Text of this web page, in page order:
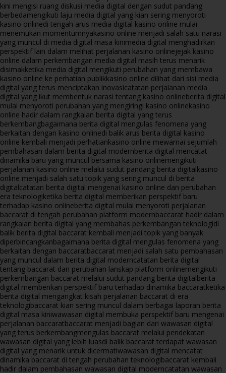
kini mengisi ruang diskusi media digital dengan sudut pandang
berbedamengikuti laju media digital yang kian sering menyoroti
kasino onlinedi tengah arus media digital kasino online mulai
menemukan momentumnyakasino online menjadi salah satu narasi
yang muncul di media digital masa kinimedia digital menghadirkan
perspektif lain dalam melihat perjalanan kasino onlinejejak kasino
online dalam perkembangan media digital masih terus menarik
disimakketika media digital mengikuti perubahan yang membawa
kasino online ke perhatian publikkasino online dilihat dari sisi media
digital yang terus menciptakan inovasicatatan perjalanan media
digital yang ikut membentuk narasi tentang kasino onlineberita digital
mulai menyoroti perubahan yang mengiringi kasino onlinekasino
online hadir dalam rangkaian berita digital yang terus
berkembangbagaimana berita digital mengulas fenomena yang
berkaitan dengan kasino onlinedi balik arus berita digital kasino
online kembali menjadi perhatiankasino online mewarnai sejumlah
pembahasan dalam berita digital modernberita digital mencatat
dinamika baru yang muncul bersama kasino onlinemengikuti
perjalanan kasino online melalui sudut pandang berita digitalkasino
online menjadi salah satu topik yang sering muncul di berita
digitalcatatan berita digital mengenai kasino online dan perubahan
era teknologiketika berita digital memberikan perspektif baru
terhadap kasino onlineberita digital mulai menyoroti perjalanan
baccarat di tengah perubahan platform modernbaccarat hadir dalam
rangkaian berita digital yang membahas perkembangan teknologidi
balik berita digital baccarat kembali menjadi topik yang banyak
diperbincangkanbagaimana berita digital mengulas fenomena yang
berkaitan dengan baccaratbaccarat menjadi salah satu pembahasan
yang muncul dalam berita digital moderncatatan berita digital
tentang baccarat dan perubahan lanskap platform onlinemengikuti
perkembangan baccarat melalui sudut pandang berita digitalberita
digital memberikan perspektif baru terhadap dinamika baccaratketika
berita digital mengangkat kisah perjalanan baccarat di era
teknologibaccarat kian sering muncul dalam berbagai laporan berita
digital masa kiniwawasan digital membuka perspektif baru mengenai
perjalanan baccaratbaccarat menjadi bagian dari wawasan digital
yang terus berkembangmengulas baccarat melalui pendekatan
wawasan digital yang lebih luasdi balik baccarat terdapat wawasan
digital yang menarik untuk dicermatiwawasan digital mencatat
dinamika baccarat di tengah perubahan teknologibaccarat kembali
hadir dalam pembahasan wawasan digital moderncatatan wawasan